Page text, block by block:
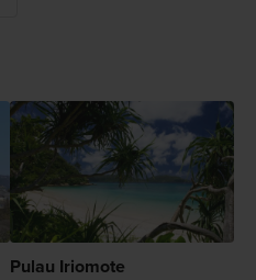
Pulau Iriomote